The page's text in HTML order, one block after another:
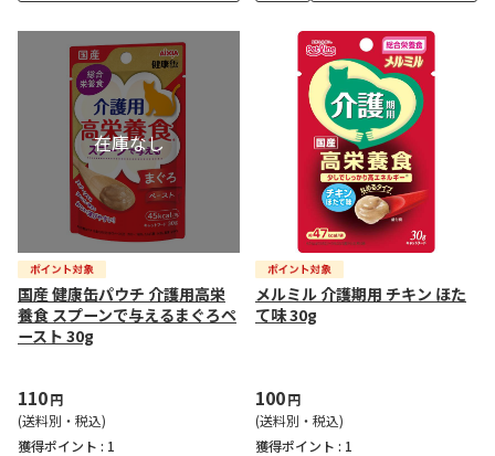
国産 健康缶パウチ 介護用高栄
養食 スプーンで与えるまぐろペ
ースト 30g
110円
(送料別・税込)
獲得ポイント : 1
メルミル 介護期用 チキン ほた
て味 30g
100円
(送料別・税込)
獲得ポイント : 1